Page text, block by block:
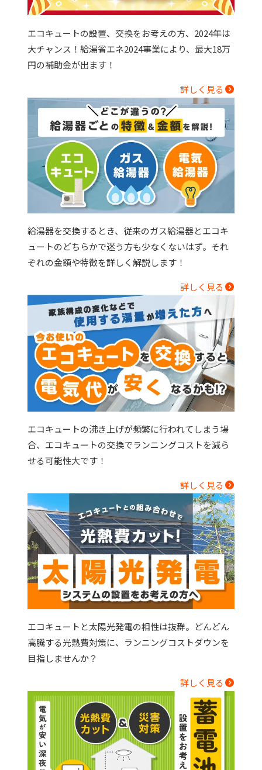
エコキュートの設置、交換をお考えの方、2024年は
大チャンス！給湯省エネ2024事業により、最大18万
円の補助金が出ます！
詳しく見る
給湯器を交換するとき、従来のガス給湯器とエコキ
ュートのどちらかで迷う方も少なくないはず。それ
ぞれの金額や特徴を詳しく解説します！
詳しく見る
エコキュートの沸き上げが頻繁に行われてしまう場
合、エコキュートの交換でランニングコストを減ら
せる可能性大です！
詳しく見る
エコキュートと太陽光発電の相性は抜群。どんどん
高騰する光熱費対策に、ランニングコストダウンを
目指しませんか？
詳しく見る